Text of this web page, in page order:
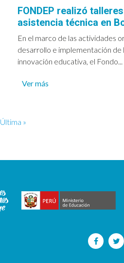
FONDEP realizó
asistencia técnica en
En el marco de las actividades
desarrollo e implementación
innovación educativa, el Fondo...
Ver más
Última »